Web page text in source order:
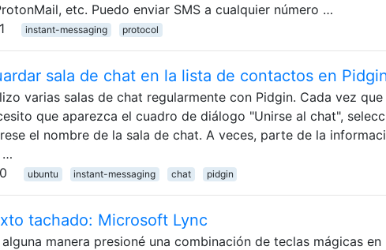
etc. Puedo enviar SMS a cualquier número …
instant-messaging protocol
sala de chat en la lista de contactos en
varias salas de chat regularmente con Pidgin. Cada vez
que aparezca el cuadro de diálogo "Unirse al chat",
el nombre de la sala de chat. A veces, parte de la
…
ubuntu instant-messaging chat pidgin
tachado: Microsoft Lync
alguna manera presioné una combinación de teclas mágicas